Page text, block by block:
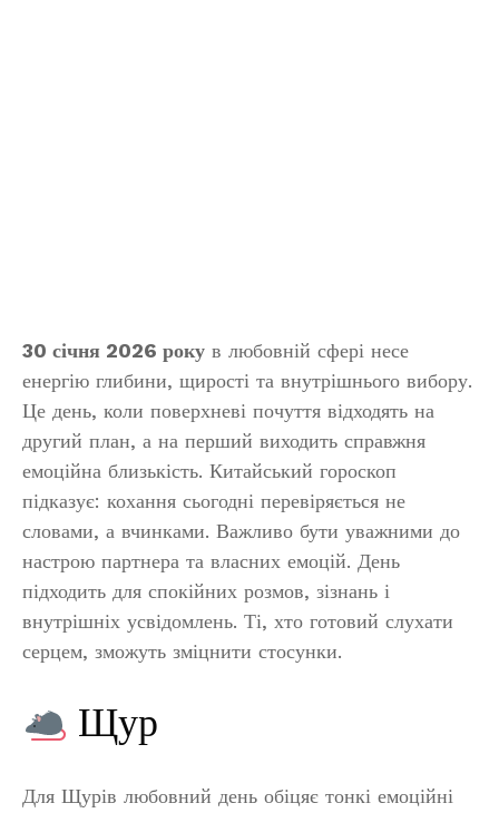
30 січня 2026 року в любовній сфері несе
енергію глибини, щирості та внутрішнього вибору.
Це день, коли поверхневі почуття відходять на
другий план, а на перший виходить справжня
емоційна близькість. Китайський гороскоп
підказує: кохання сьогодні перевіряється не
словами, а вчинками. Важливо бути уважними до
настрою партнера та власних емоцій. День
підходить для спокійних розмов, зізнань і
внутрішніх усвідомлень. Ті, хто готовий слухати
серцем, зможуть зміцнити стосунки.
Щур
Для Щурів любовний день обіцяє тонкі емоційні